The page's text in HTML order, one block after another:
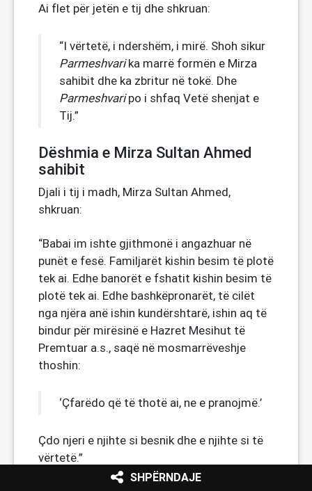
Ai flet për jetën e tij dhe shkruan:
“I vërtetë, i ndershëm, i mirë. Shoh sikur
Parmeshvarika marrë formën e Mirza
sahibit dhe ka zbritur në tokë. Dhe
Parmeshvaripo i shfaq Vetë shenjat e
Tij.”
Dëshmia e Mirza Sultan Ahmed
sahibit
Djali i tij i madh, Mirza Sultan Ahmed,
shkruan:
“Babai im ishte gjithmonë i angazhuar në
punët e fesë. Familjarët kishin besim të plotë
tek ai. Edhe banorët e fshatit kishin besim të
plotë tek ai. Edhe bashkëpronarët, të cilët
nga njëra anë ishin kundërshtarë, ishin aq të
bindur për mirësinë e Hazret Mesihut të
Premtuar a.s., saqë në mosmarrëveshje
thoshin:
‘Çfarëdo që të thotë ai, ne e pranojmë.’
Çdo njeri e njihte si besnik dhe e njihte si të
vërtetë.”
SHPËRNDAJE